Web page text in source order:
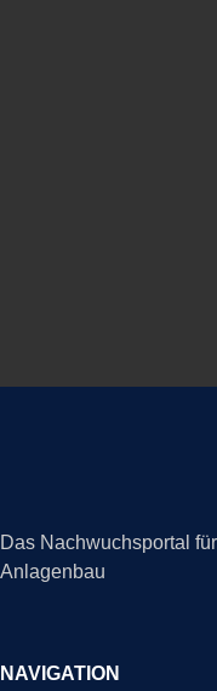
Das Nachwuchsportal
Anlagenbau
NAVIGATION